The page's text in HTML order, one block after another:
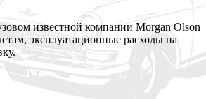
известной компании Morgan Olson
эксплуатационные расходы на